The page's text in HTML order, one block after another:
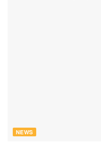
NEWS